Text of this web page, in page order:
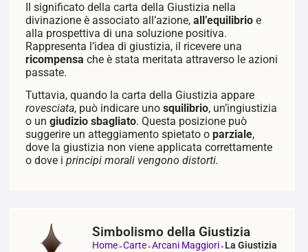
Il significato della carta della Giustizia nella
divinazione è associato all’azione, all’equilibrioe
alla prospettiva di una soluzione positiva.
Rappresenta l’idea di giustizia, il ricevere una
ricompensa che è stata meritata attraverso le azioni
passate.
Tuttavia, quando la carta della Giustizia appare
rovesciata, può indicare uno squilibrio, un’ingiustizia
o un giudizio sbagliato. Questa posizione può
suggerire un atteggiamento spietato o parziale,
dove la giustizia non viene applicata correttamente
o dove i principi morali vengono distorti.
Simbolismo della Giustizia
Home> Carte> Arcani Maggiori > La Giustizia